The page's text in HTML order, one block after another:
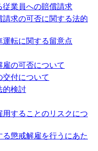
従業員への賠償請求
求の可否に関する法的
転に関する留意点
の可否について
付について
的検討
することのリスクにつ
懲戒解雇を行うにあた